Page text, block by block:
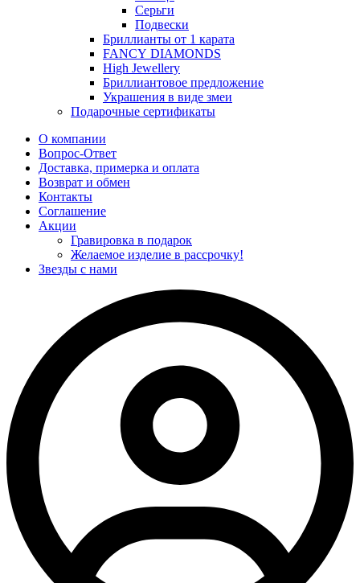
Серьги
Подвески
Бриллианты от 1 карата
FANCY DIAMONDS
High Jewellery
Бриллиантовое предложение
Украшения в виде змеи
Подарочные сертификаты
О компании
Вопрос-Ответ
Доставка, примерка и оплата
Возврат и обмен
Контакты
Соглашение
Акции
Гравировка в подарок
Желаемое изделие в рассрочку!
Звезды с нами